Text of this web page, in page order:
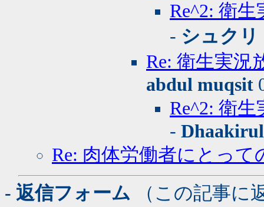
Re^2: 衛
- シュクリ
Re: 衛生実況
abdul muqsit
Re^2: 衛
-
Re: 肉体労働者にとって
- 返信フォーム （この記事に